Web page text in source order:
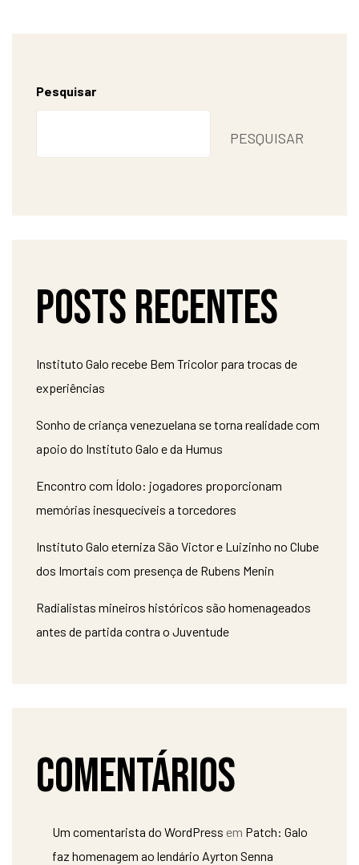
Pesquisar
PESQUISAR
Posts recentes
Instituto Galo recebe Bem Tricolor para trocas de
experiências
Sonho de criança venezuelana se torna realidade com
apoio do Instituto Galo e da Humus
Encontro com Ídolo: jogadores proporcionam
memórias inesquecíveis a torcedores
Instituto Galo eterniza São Victor e Luizinho no Clube
dos Imortais com presença de Rubens Menin
Radialistas mineiros históricos são homenageados
antes de partida contra o Juventude
Comentários
Um comentarista do WordPress em Patch: Galo
faz homenagem ao lendário Ayrton Senna